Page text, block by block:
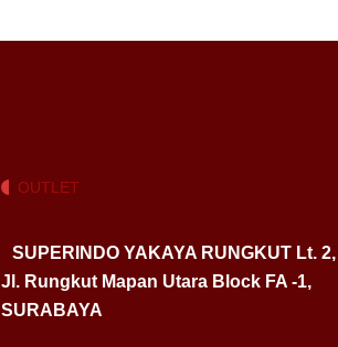
OUTLET
SUPERINDO YAKAYA RUNGKUT Lt. 2,
Jl. Rungkut Mapan Utara Block FA -1,
SURABAYA